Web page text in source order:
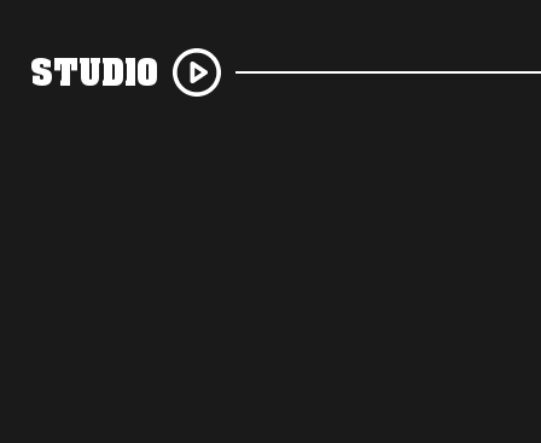
STUDIO